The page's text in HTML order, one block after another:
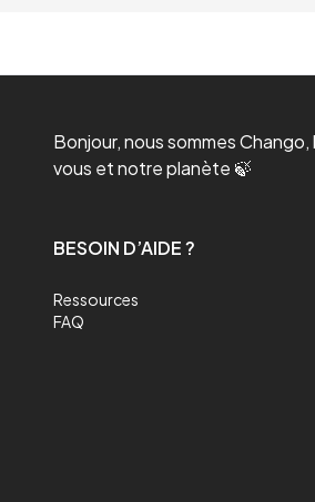
Bonjour, nous sommes
vous et notre planète 🍃
BESOIN D’AIDE ?
Ressources
FAQ